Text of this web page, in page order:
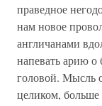
праведное
нам новое
англичанами
напевать арию о
головой. Мысль
целиком, больше